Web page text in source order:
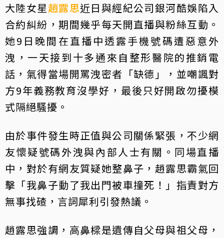
大陸女星趙露思近日與經紀公司銀河酷娛陷入
合約糾紛，期間幾乎每天開直播與粉絲互動。
她9日晚間在直播中透露手機號碼遭惡意外
洩，一天接到十多通來自整形醫院的推銷電
話，氣得當場開罵洩密者「缺德」，並嘲諷對
方9年義務教育沒學好，最後只好開啟勿擾模
式隔絕騷擾。
由於事件發生時正值與公司關係緊張，不少網
友懷疑號碼外洩與內部人士有關。同場直播
中，對於有網友質疑她整鼻子，趙露思霸氣回
擊「我鼻子動了我出門被車撞死！」指責對方
無事找碴，言詞犀利引發熱議。
趙露思強調，高鼻樑是遺傳自父母與祖父母，